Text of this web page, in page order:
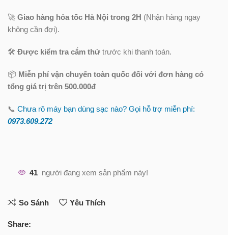
🚀Giao hàng hỏa tốc Hà Nội trong 2H (Nhận hàng ngay
không cần đợi).
🛠️Được kiểm tra cắm thử trước khi thanh toán.
📦 Miễn phí vận chuyển toàn quốc đối với đơn hàng có
tổng giá trị trên 500.000đ
📞Chưa rõ máy bạn dùng sạc nào? Gọi hỗ trợ miễn phí:
0973.609.272
41 người đang xem sản phẩm này!
So Sánh Yêu Thích
Share: